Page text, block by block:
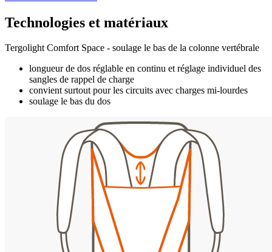
Technologies et matériaux
Tergolight Comfort Space - soulage le bas de la colonne vertébrale
longueur de dos réglable en continu et réglage individuel des
sangles de rappel de charge
convient surtout pour les circuits avec charges mi-lourdes
soulage le bas du dos